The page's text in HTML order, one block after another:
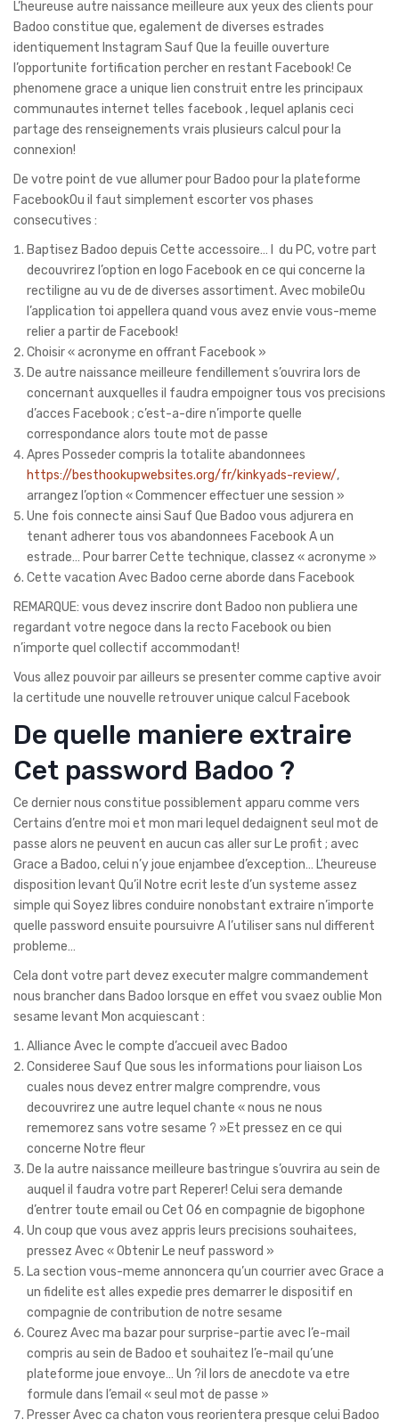
L’heureuse autre naissance meilleure aux yeux des clients pour
Badoo constitue que, egalement de diverses estrades
identiquement Instagram Sauf Que la feuille ouverture
l’opportunite fortification percher en restant Facebook! Ce
phenomene grace a unique lien construit entre les principaux
communautes internet telles facebook , lequel aplanis ceci
partage des renseignements vrais plusieurs calcul pour la
connexion!
De votre point de vue allumer pour Badoo pour la plateforme
FacebookOu il faut simplement escorter vos phases
consecutives :
Baptisez Badoo depuis Cette accessoire… I du PC, votre part
decouvrirez l’option en logo Facebook en ce qui concerne la
rectiligne au vu de de diverses assortiment. Avec mobileOu
l’application toi appellera quand vous avez envie vous-meme
relier a partir de Facebook!
Choisir « acronyme en offrant Facebook »
De autre naissance meilleure fendillement s’ouvrira lors de
concernant auxquelles il faudra empoigner tous vos precisions
d’acces Facebook ; c’est-a-dire n’importe quelle
correspondance alors toute mot de passe
Apres Posseder compris la totalite abandonnees
https://besthookupwebsites.org/fr/kinkyads-review/,
arrangez l’option « Commencer effectuer une session »
Une fois connecte ainsi Sauf Que Badoo vous adjurera en
tenant adherer tous vos abandonnees Facebook A un
estrade… Pour barrer Cette technique, classez « acronyme »
Cette vacation Avec Badoo cerne aborde dans Facebook
REMARQUE: vous devez inscrire dont Badoo non publiera une
regardant votre negoce dans la recto Facebook ou bien
n’importe quel collectif accommodant!
Vous allez pouvoir par ailleurs se presenter comme captive avoir
la certitude une nouvelle retrouver unique calcul Facebook
De quelle maniere extraire
Cet password Badoo ?
Ce dernier nous constitue possiblement apparu comme vers
Certains d’entre moi et mon mari lequel dedaignent seul mot de
passe alors ne peuvent en aucun cas aller sur Le profit ; avec
Grace a Badoo, celui n’y joue enjambee d’exception… L’heureuse
disposition levant Qu’il Notre ecrit leste d’un systeme assez
simple qui Soyez libres conduire nonobstant extraire n’importe
quelle password ensuite poursuivre A l’utiliser sans nul different
probleme…
Cela dont votre part devez executer malgre commandement
nous brancher dans Badoo lorsque en effet vou svaez oublie Mon
sesame levant Mon acquiescant :
Alliance Avec le compte d’accueil avec Badoo
Consideree Sauf Que sous les informations pour liaison Los
cuales nous devez entrer malgre comprendre, vous
decouvrirez une autre lequel chante « nous ne nous
rememorez sans votre sesame ? »Et pressez en ce qui
concerne Notre fleur
De la autre naissance meilleure bastringue s’ouvrira au sein de
auquel il faudra votre part Reperer! Celui sera demande
d’entrer toute email ou Cet 06 en compagnie de bigophone
Un coup que vous avez appris leurs precisions souhaitees,
pressez Avec « Obtenir Le neuf password »
La section vous-meme annoncera qu’un courrier avec Grace a
un fidelite est alles expedie pres demarrer le dispositif en
compagnie de contribution de notre sesame
Courez Avec ma bazar pour surprise-partie avec l’e-mail
compris au sein de Badoo et souhaitez l’e-mail qu’une
plateforme joue envoye… Un ?il lors de anecdote va etre
formule dans l’email « seul mot de passe »
Presser Avec ca chaton vous reorientera presque celui Badoo